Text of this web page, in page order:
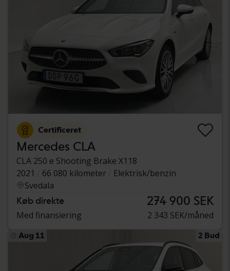
Certificeret
Mercedes CLA
CLA 250 e Shooting Brake X118
2021
66 080 kilometer
Elektrisk/benzin
Svedala
Køb direkte 274 900 SEK
Med finansiering 2 343 SEK/måned
Aug 11 2 Bud